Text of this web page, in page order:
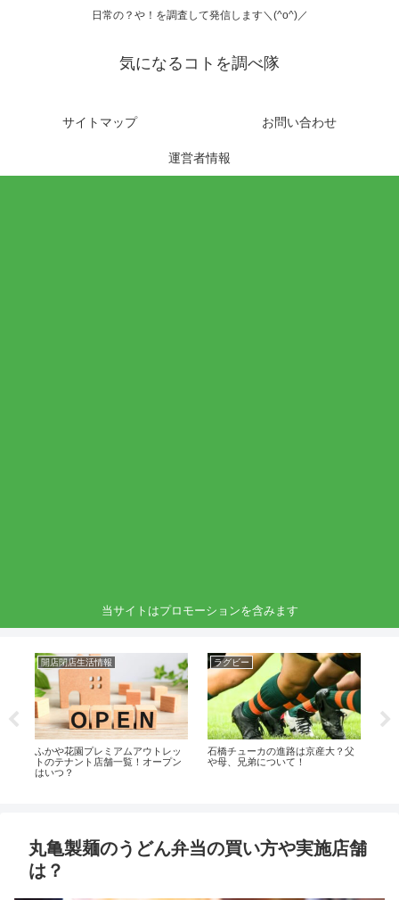
日常の？や！を調査して発信します＼(^o^)／
気になるコトを調べ隊
サイトマップ お問い合わせ
運営者情報
当サイトはプロモーションを含みます
開店閉店生活情報
ふかや花園プレミアムアウトレッ
トのテナント店舗一覧！オープン
はいつ？
ラグビー
石橋チューカの進路は京産大？父
や母、兄弟について！
丸亀製麺のうどん弁当の買い方や実施店舗
は？